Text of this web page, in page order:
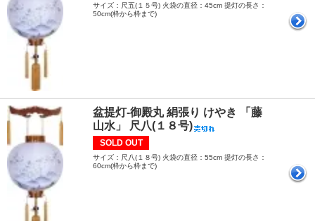
サイズ：尺五(１５号) 火袋の直径：45cm 提灯の長さ：
50cm(枠から枠まで)
盆提灯-御殿丸 絹張り けやき 「藤
山水」 尺八(１８号)
SOLD OUT
サイズ：尺八(１８号) 火袋の直径：55cm 提灯の長さ：
60cm(枠から枠まで)